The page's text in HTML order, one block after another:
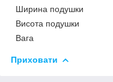
Ширина подушки
Висота подушки
Вага
Приховати